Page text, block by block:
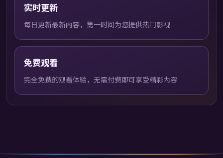
实时更新
每日更新最新内容，第一时间为您提供热门影视
免费观看
完全免费的观看体验，无需付费即可享受精彩内容